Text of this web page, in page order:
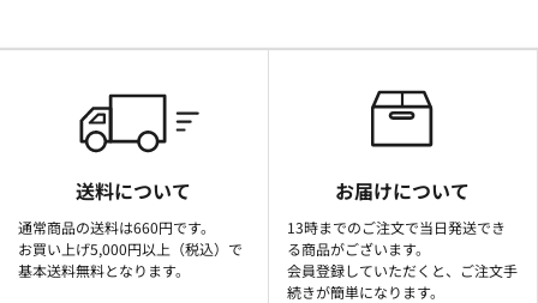
送料について
通常商品の送料は660円です。
お買い上げ5,000円以上（税込）で
基本送料無料となります。
お届けについて
13時までのご注文で当日発送でき
る商品がございます。
会員登録していただくと、ご注文手
続きが簡単になります。